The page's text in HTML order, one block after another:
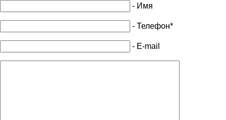
- Имя
- Телефон*
- E-mail